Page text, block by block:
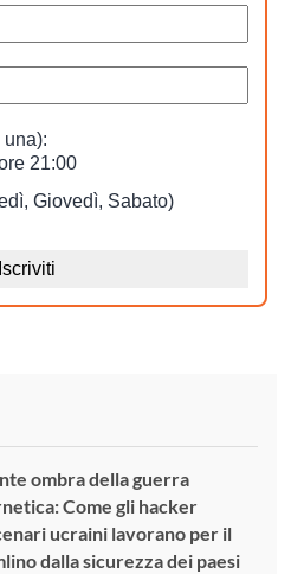
ombra della guerra
Come gli hacker
ucraini lavorano per il
dalla sicurezza dei paesi